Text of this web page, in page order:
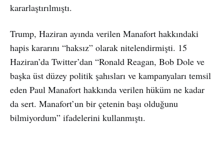
kararlaştırılmıştı.
Trump, Haziran ayında verilen Manafort hakkındaki
hapis kararını “haksız” olarak nitelendirmişti. 15
Haziran’da Twitter’dan “Ronald Reagan, Bob Dole ve
başka üst düzey politik şahısları ve kampanyaları temsil
eden Paul Manafort hakkında verilen hüküm ne kadar
da sert. Manafort’un bir çetenin başı olduğunu
bilmiyordum” ifadelerini kullanmıştı.